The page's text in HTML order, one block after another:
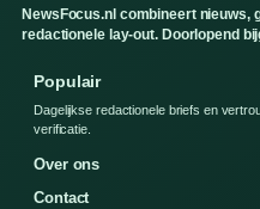
NewsFocus.nl combineert nieuws,
redactionele lay-out. Doorlopend
Populair
Dagelijkse redactionele briefs en
verificatie.
Over ons
Contact